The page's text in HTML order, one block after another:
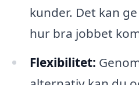
kunder. Det kan
hur bra jobbet
Flexibilitet: